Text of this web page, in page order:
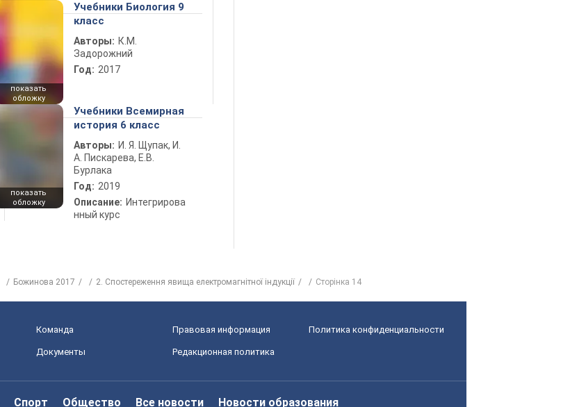
показать
обложку
Учебники Биология 9
класс
Авторы: К.М.
Задорожний
Год: 2017
показать
обложку
Учебники Всемирная
история 6 класс
Авторы: И. Я. Щупак, И.
А. Пискарева, Е.В.
Бурлака
Год: 2019
Описание: Интегрирова
нный курс
Божинова 2017 2. Спостереження явища електромагнітної індукції Сторінка 14
Команда Правовая информация Политика конфиденциальности
Документы Редакционная политика
Спорт Общество Все новости Новости образования